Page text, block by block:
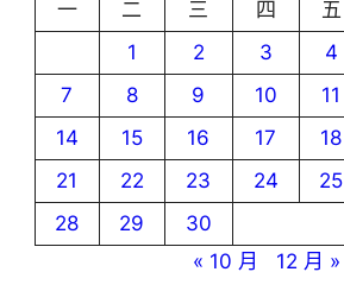
一 二 三 四 五
1
2 3 4
7
8 9 10 11
14
15 16 17 18
21
22 23 24 25
28
29
30
« 10 月
12 月 »